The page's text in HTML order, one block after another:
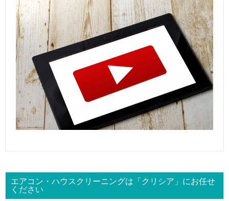
エアコン・ハウスクリーニングは「クリシア」にお任せ
ください